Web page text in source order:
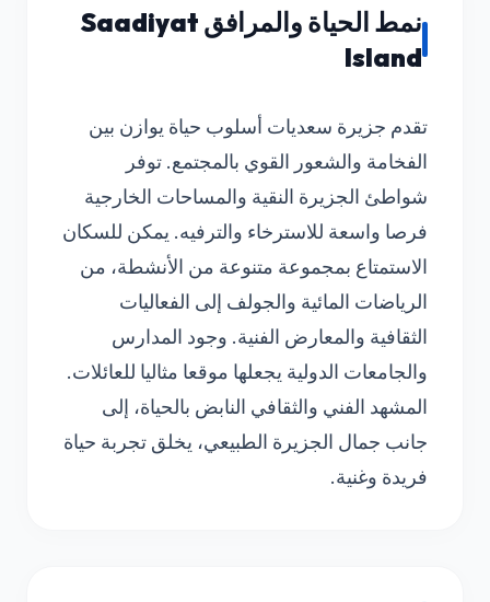
نمط الحياة والمرافق Saadiyat
Island
تقدم جزيرة سعديات أسلوب حياة يوازن بين
الفخامة والشعور القوي بالمجتمع. توفر
شواطئ الجزيرة النقية والمساحات الخارجية
فرصا واسعة للاسترخاء والترفيه. يمكن للسكان
الاستمتاع بمجموعة متنوعة من الأنشطة، من
الرياضات المائية والجولف إلى الفعاليات
الثقافية والمعارض الفنية. وجود المدارس
والجامعات الدولية يجعلها موقعا مثاليا للعائلات.
المشهد الفني والثقافي النابض بالحياة، إلى
جانب جمال الجزيرة الطبيعي، يخلق تجربة حياة
فريدة وغنية.